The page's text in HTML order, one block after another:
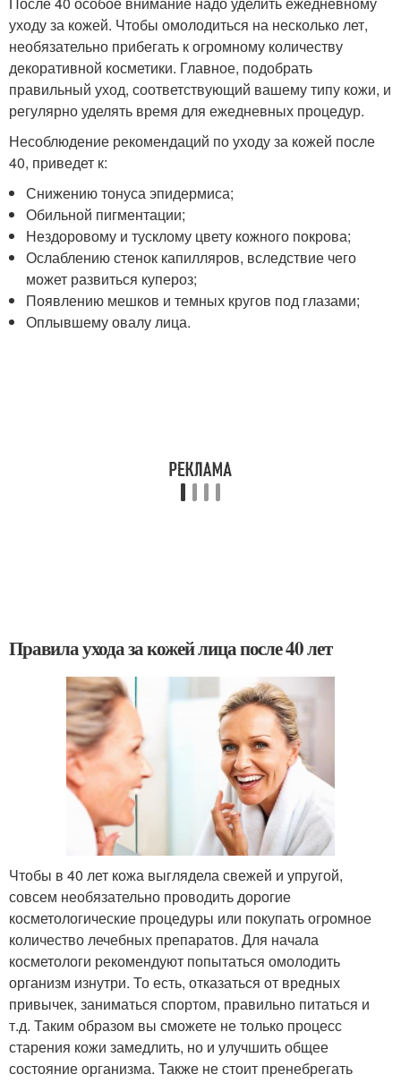
уходу за кожей. Чтобы омолодиться на несколько лет,
необязательно прибегать к огромному количеству
декоративной косметики. Главное, подобрать
правильный уход, соответствующий вашему типу кожи, и
регулярно уделять время для ежедневных процедур.
Несоблюдение рекомендаций по уходу за кожей после
40, приведет к:
Снижению тонуса эпидермиса;
Обильной пигментации;
Нездоровому и тусклому цвету кожного покрова;
Ослаблению стенок капилляров, вследствие чего
может развиться купероз;
Появлению мешков и темных кругов под глазами;
Оплывшему овалу лица.
Правила ухода за кожей лица после 40 лет
Чтобы в 40 лет кожа выглядела свежей и упругой,
совсем необязательно проводить дорогие
косметологические процедуры или покупать огромное
количество лечебных препаратов. Для начала
косметологи рекомендуют попытаться омолодить
организм изнутри. То есть, отказаться от вредных
привычек, заниматься спортом, правильно питаться и
т.д. Таким образом вы сможете не только процесс
старения кожи замедлить, но и улучшить общее
состояние организма. Также не стоит пренебрегать